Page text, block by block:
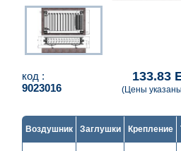
код :
9023016
133.83
(Цены
Воздушник Заглушки Крепление